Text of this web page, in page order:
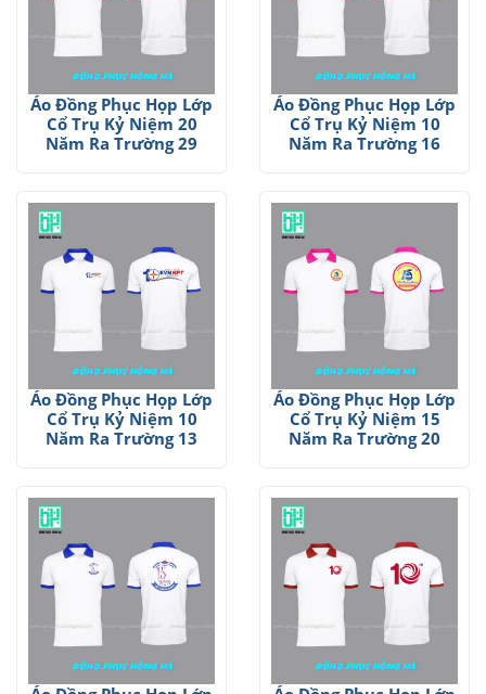
Áo Đồng Phục Họp Lớp
Cổ Trụ Kỷ Niệm 20
Năm Ra Trường 29
Áo Đồng Phục Họp Lớp
Cổ Trụ Kỷ Niệm 10
Năm Ra Trường 16
Áo Đồng Phục Họp Lớp
Cổ Trụ Kỷ Niệm 10
Năm Ra Trường 13
Áo Đồng Phục Họp Lớp
Cổ Trụ Kỷ Niệm 15
Năm Ra Trường 20